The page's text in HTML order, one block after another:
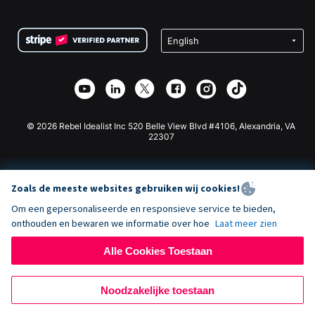
Privacy
Affiliate Partnerschap
Goede Doelen Fondsenwerving
Wix Donatie Plugin
Webflow Donatie App
Joomla Donatie
© 2026 Rebel Idealist Inc 520 Belle View Blvd #4106, Alexandria, VA
22307
Zoals de meeste websites gebruiken wij cookies!
Om een gepersonaliseerde en responsieve service te bieden,
onthouden en bewaren we informatie over hoe Laat meer zien
Alle Cookies Toestaan
Noodzakelijke toestaan